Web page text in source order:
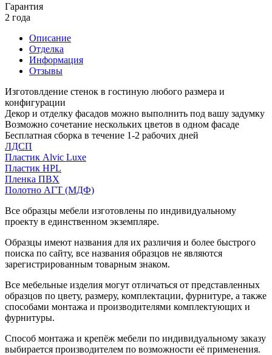
Гарантия
2 года
Описание
Отделка
Информация
Отзывы
Изготовлдение стенок в гостиную любого размера и
конфигурации
Декор и отделку фасадов можно выполнить под вашу задумку
Возможно сочетание нескольких цветов в одном фасаде
Бесплатная сборка в течение 1-2 рабочих дней
ЛДСП
Пластик Alvic Luxe
Пластик HPL
Пленка ПВХ
Полотно АГТ (МДФ)
Все образцы мебели изготовлены по индивидуальному
проекту в единственном экземпляре.
Образцы имеют названия для их различия и более быстрого
поиска по сайту, все названия образцов не являются
зарегистрированным товарным знаком.
Все мебельные изделия могут отличаться от представленных
образцов по цвету, размеру, комплектации, фурнитуре, а также
способами монтажа и производителями комплектующих и
фурнитуры.
Способ монтажа и крепёж мебели по индивидуальному заказу
выбирается производителем по возможности её применения.